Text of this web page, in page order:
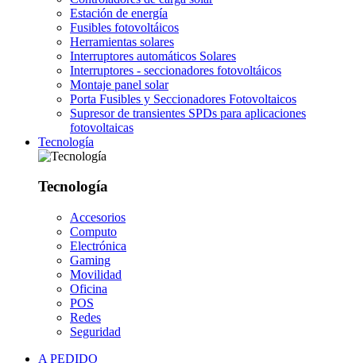
Estación de energía
Fusibles fotovoltáicos
Herramientas solares
Interruptores automáticos Solares
Interruptores - seccionadores fotovoltáicos
Montaje panel solar
Porta Fusibles y Seccionadores Fotovoltaicos
Supresor de transientes SPDs para aplicaciones
fotovoltaicas
Tecnología
Tecnología
Accesorios
Computo
Electrónica
Gaming
Movilidad
Oficina
POS
Redes
Seguridad
A PEDIDO